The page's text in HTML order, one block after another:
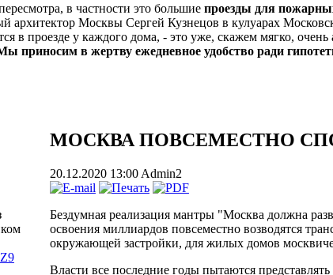
в частности это большие проезды для
архитектор Москвы Сергей Кузнецов в кулуарах
в проезде у каждого дома, - это уже, скажем мягко,
приносим в жертву ежедневное удобство ради
МОСКВА ПОВСЕМЕСТНО
20.12.2020 13:00 Admin2
Бездумная реализация мантры "Москва должна
освоения миллиардов повсеместно возводятся
окружающей застройки, для жилых домов
Власти все последние годы пытаются